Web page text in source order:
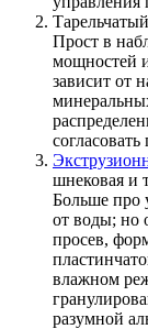
Прост в
мощностей
зависит от
шнековая и
Больше про
от воды; но
просев,
влажном
разумной